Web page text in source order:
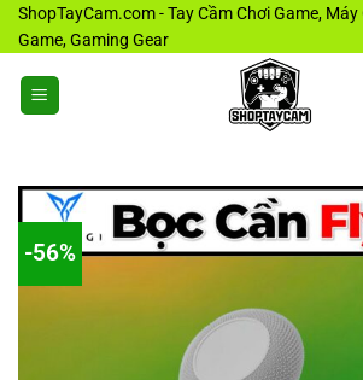
Bỏ
qua
nội
dung
ShopTayCam.com - Tay Cầm Chơi Game, Máy
Game, Gaming Gear
-56%